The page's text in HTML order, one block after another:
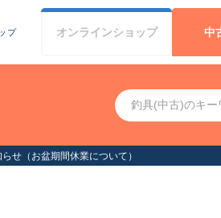
プ オンラインショップ 中